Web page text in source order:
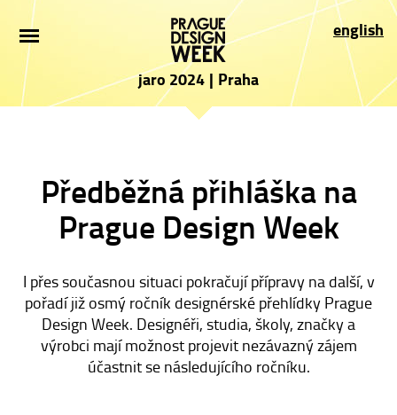
english
jaro 2024 | Praha
Předběžná přihláška na
Prague Design Week
I přes současnou situaci pokračují přípravy na další, v
pořadí již osmý ročník designérské přehlídky Prague
Design Week. Designéři, studia, školy, značky a
výrobci mají možnost projevit nezávazný zájem
účastnit se následujícího ročníku.
ÚVOD
NOVINKY
PRO NÁVŠTĚVNÍKY
PROGRAM
PARTNEŘI
PŘIHLÁŠKA
PRESS